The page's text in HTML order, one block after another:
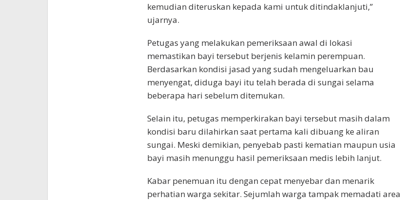
kemudian diteruskan kepada kami untuk ditindaklanjuti,”
ujarnya.
Petugas yang melakukan pemeriksaan awal di lokasi
memastikan bayi tersebut berjenis kelamin perempuan.
Berdasarkan kondisi jasad yang sudah mengeluarkan bau
menyengat, diduga bayi itu telah berada di sungai selama
beberapa hari sebelum ditemukan.
Selain itu, petugas memperkirakan bayi tersebut masih dalam
kondisi baru dilahirkan saat pertama kali dibuang ke aliran
sungai. Meski demikian, penyebab pasti kematian maupun usia
bayi masih menunggu hasil pemeriksaan medis lebih lanjut.
Kabar penemuan itu dengan cepat menyebar dan menarik
perhatian warga sekitar. Sejumlah warga tampak memadati area